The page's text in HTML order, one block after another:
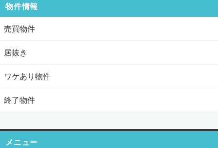
物件情報
売買物件
居抜き
ワケあり物件
終了物件
メニュー